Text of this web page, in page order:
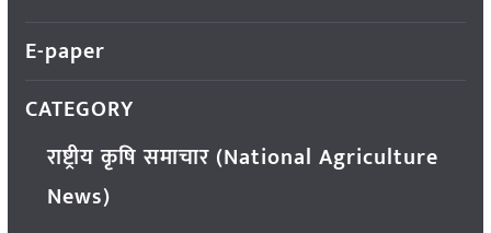
E-paper
CATEGORY
राष्ट्रीय कृषि समाचार (National Agriculture
News)